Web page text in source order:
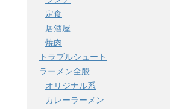
定食
居酒屋
焼肉
トラブルシュート
ラーメン全般
オリジナル系
カレーラーメン